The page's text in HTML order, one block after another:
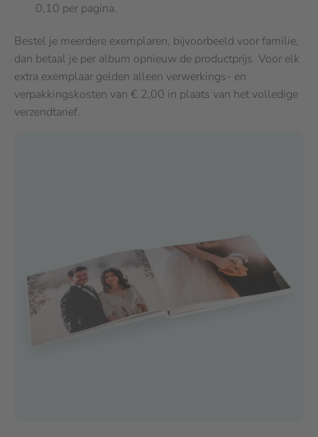
0,10 per pagina.
Bestel je meerdere exemplaren, bijvoorbeeld voor familie,
dan betaal je per album opnieuw de productprijs. Voor elk
extra exemplaar gelden alleen verwerkings- en
verpakkingskosten van € 2,00 in plaats van het volledige
verzendtarief.